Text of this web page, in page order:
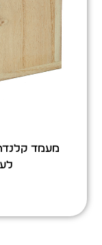
מעמד
לעטים